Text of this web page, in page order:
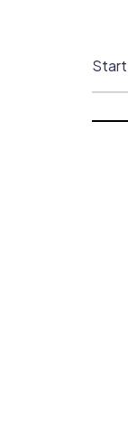
Start